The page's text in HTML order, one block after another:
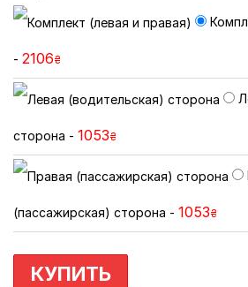
- 2106₴
сторона - 1053₴
(пассажирская) сторона - 1053₴
КУПИТЬ